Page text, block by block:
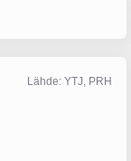
Lähde: YTJ, PRH